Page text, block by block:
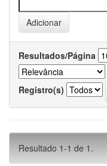
Resultados/Página
Registro(s)
Resultado 1-1 de 1.